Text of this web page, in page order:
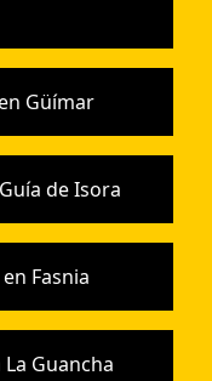
Güímar
de Isora
Fasnia
Guancha